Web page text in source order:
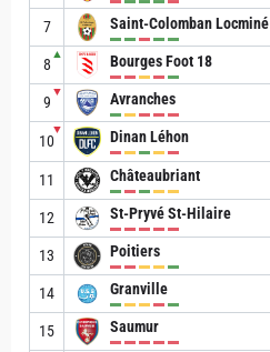
7 Saint-Colomban Locminé
8
▲ Bourges Foot 18
9
▼ Avranches
10
▼ Dinan Léhon
11 Châteaubriant
12 St-Pryvé St-Hilaire
13 Poitiers
14 Granville
15 Saumur